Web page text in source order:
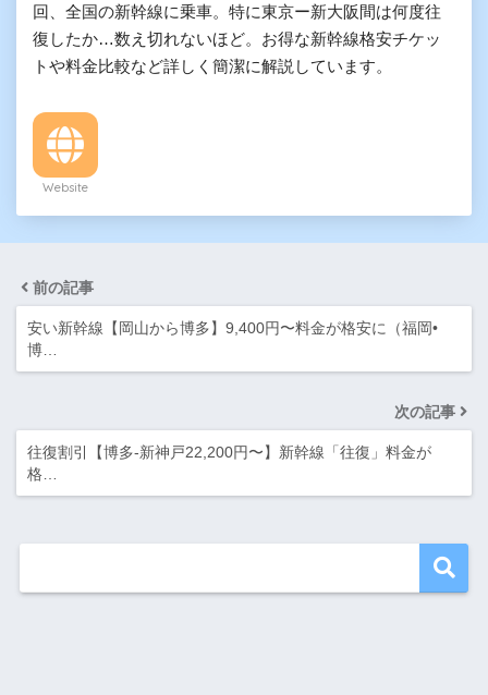
回、全国の新幹線に乗車。特に東京ー新大阪間は何度往
復したか…数え切れないほど。お得な新幹線格安チケッ
トや料金比較など詳しく簡潔に解説しています。
Website
前の記事
安い新幹線【岡山から博多】9,400円〜料金が格安に（福岡•
博…
次の記事
往復割引【博多-新神戸22,200円〜】新幹線「往復」料金が
格…